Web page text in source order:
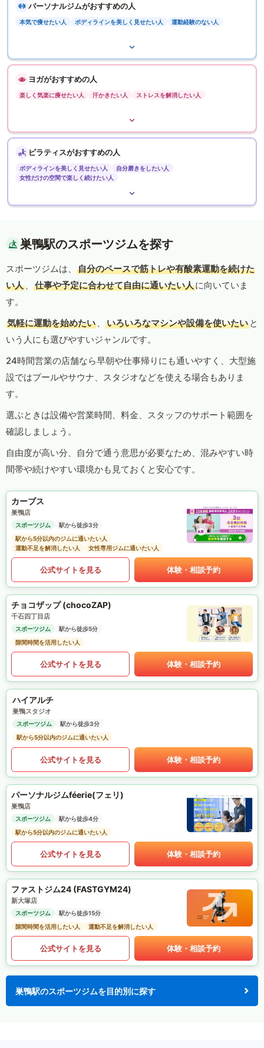
パーソナルジムがおすすめの人
本気で痩せたい人 ボディラインを美しく見せたい人 運動経験のない人
ヨガがおすすめの人
楽しく気楽に痩せたい人 汗かきたい人 ストレスを解消したい人
ピラティスがおすすめの人
ボディラインを美しく見せたい人
自分磨きをしたい人
女性だけの空間で楽しく続けたい人
巣鴨駅のスポーツジムを探す
スポーツジムは、
自分のペースで筋トレや有酸素運動を続けた
い人 、 仕事や予定に合わせて自由に通いたい人に向いていま
す。
気軽に運動を始めたい 、 いろいろなマシンや設備を使いたい と
いう人にも選びやすいジャンルです。
24時間営業の店舗なら早朝や仕事帰りにも通いやすく、大型施
設ではプールやサウナ、スタジオなどを使える場合もありま
す。
選ぶときは設備や営業時間、料金、スタッフのサポート範囲を
確認しましょう。
自由度が高い分、自分で通う意思が必要なため、混みやすい時
間帯や続けやすい環境かも見ておくと安心です。
カーブス
巣鴨店
スポーツジム
駅から徒歩3分
駅から5分以内のジムに通いたい人
運動不足を解消したい人
女性専用ジムに通いたい人
公式サイトを見る 体験・相談予約
チョコザップ (chocoZAP)
千石四丁目店
スポーツジム
駅から徒歩5分
隙間時間を活用したい人
公式サイトを見る 体験・相談予約
ハイアルチ
巣鴨スタジオ
スポーツジム
駅から徒歩3分
駅から5分以内のジムに通いたい人
公式サイトを見る 体験・相談予約
パーソナルジムféerie(フェリ)
巣鴨店
スポーツジム
駅から徒歩4分
駅から5分以内のジムに通いたい人
公式サイトを見る 体験・相談予約
ファストジム24 (FASTGYM24)
新大塚店
スポーツジム
駅から徒歩15分
隙間時間を活用したい人
運動不足を解消したい人
公式サイトを見る 体験・相談予約
巣鴨駅のスポーツジムを目的別に探す